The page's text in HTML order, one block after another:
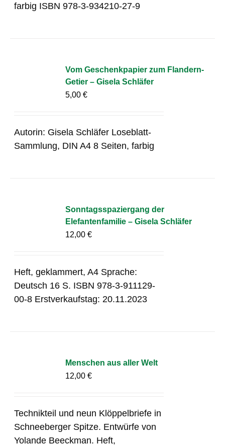
farbig ISBN 978-3-934210-27-9
Vom Geschenkpapier zum Flandern-
Getier – Gisela Schläfer
5,00€
Autorin: Gisela Schläfer Loseblatt-
Sammlung, DIN A4 8 Seiten, farbig
Sonntagsspaziergang der
Elefantenfamilie – Gisela Schläfer
12,00€
Heft, geklammert, A4 Sprache:
Deutsch 16 S. ISBN 978-3-911129-
00-8 Erstverkaufstag: 20.11.2023
Menschen aus aller Welt
12,00€
Technikteil und neun Klöppelbriefe in
Schneeberger Spitze. Entwürfe von
Yolande Beeckman. Heft,